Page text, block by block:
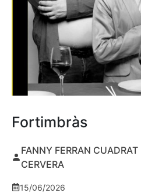
Fortimbràs
FANNY FERRAN CUADRAT
CERVERA
15/06/2026